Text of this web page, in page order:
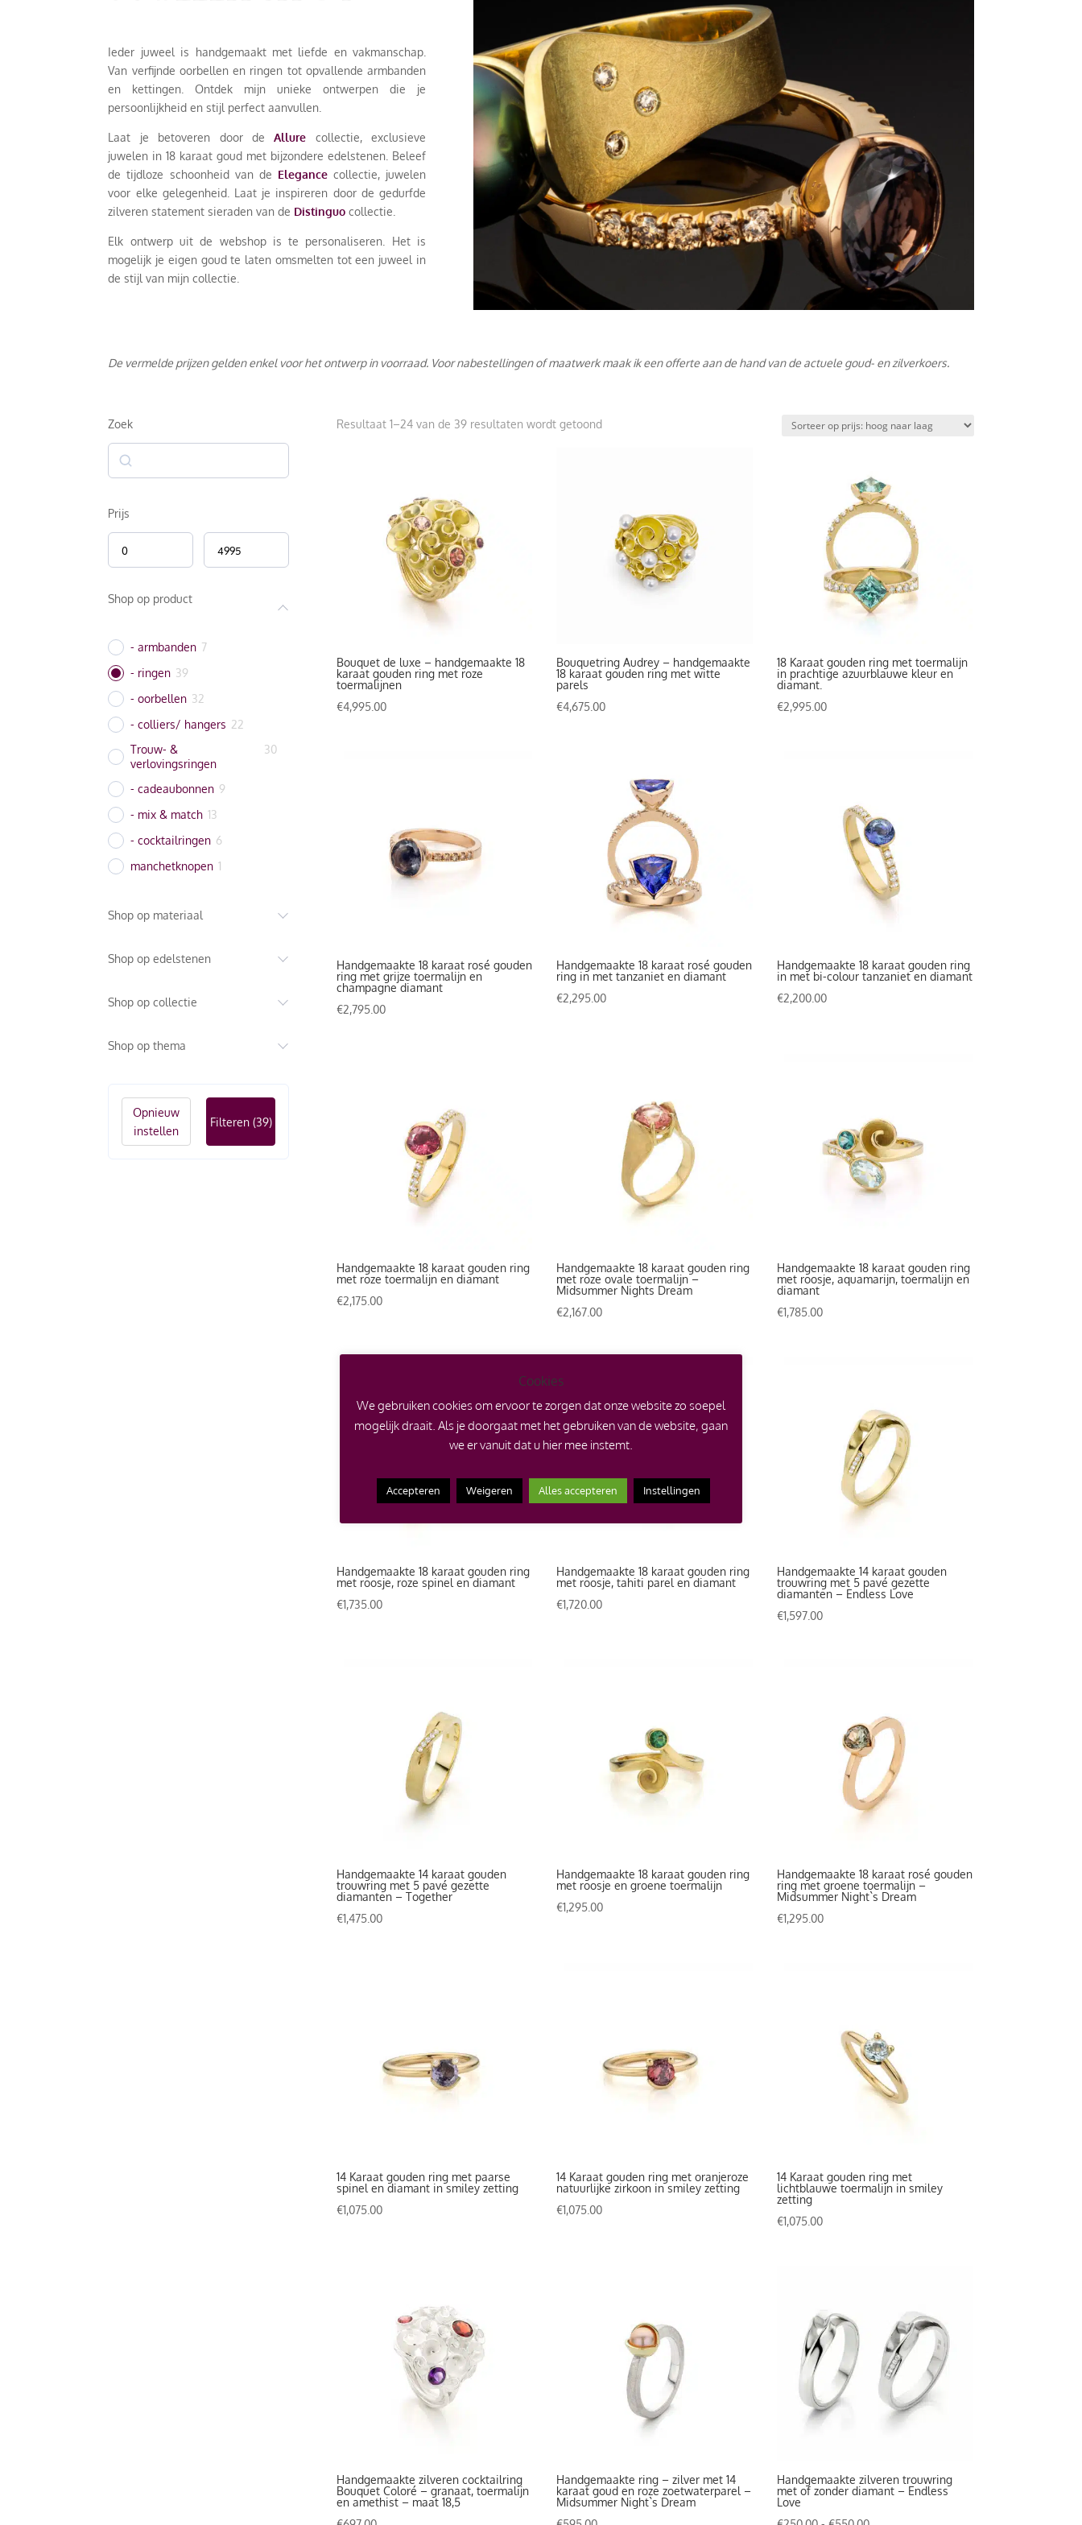
Ieder juweel is handgemaakt met liefde en vakmanschap.
Van verfijnde oorbellen en ringen tot opvallende armbanden
en kettingen. Ontdek mijn unieke ontwerpen die je
persoonlijkheid en stijl perfect aanvullen.
Laat je betoveren door deAllure collectie, exclusieve
juwelen in 18 karaat goud met bijzondere edelstenen. Beleef
de tijdloze schoonheid van de Elegancecollectie, juwelen
voor elke gelegenheid. Laat je inspireren door de gedurfde
zilveren statement sieraden van de Distinguo collectie.
Elk ontwerp uit de webshop is te personaliseren. Het is
mogelijk je eigen goud te laten omsmelten tot een juweel in
de stijl van mijn collectie.
De vermelde prijzen gelden enkel voor het ontwerp in voorraad. Voor nabestellingen of maatwerk maak ik een offerte aan de hand van de actuele goud- en zilverkoers.
Zoek
Zoek
Prijs
Shop op product
- armbanden 7
- ringen 39
- oorbellen 32
- colliers/ hangers 22
Trouw- &
verlovingsringen
30
- cadeaubonnen 9
- mix & match 13
- cocktailringen 6
manchetknopen 1
Shop op materiaal
Shop op edelstenen
Shop op collectie
Shop op thema
Filteren (39)
Opnieuw
instellen
Resultaat 1–24 van de 39 resultaten wordt getoondGesorteerd
laag
Bouquet de luxe – handgemaakte 18
karaat gouden ring met roze
toermalijnen
€4,995.00
Bouquetring Audrey – handgemaakte
18 karaat gouden ring met witte
parels
€4,675.00
18 Karaat gouden ring met toermalijn
in prachtige azuurblauwe kleur en
diamant.
€2,995.00
Handgemaakte 18 karaat rosé gouden
ring met grijze toermalijn en
champagne diamant
€2,795.00
Handgemaakte 18 karaat rosé gouden
ring in met tanzaniet en diamant
€2,295.00
Handgemaakte 18 karaat gouden ring
in met bi-colour tanzaniet en diamant
€2,200.00
Handgemaakte 18 karaat gouden ring
met roze toermalijn en diamant
€2,175.00
Handgemaakte 18 karaat gouden ring
met roze ovale toermalijn –
Midsummer Nights Dream
€2,167.00
Handgemaakte 18 karaat gouden ring
met roosje, aquamarijn, toermalijn en
diamant
€1,785.00
Handgemaakte 18 karaat gouden ring
met roosje, roze spinel en diamant
€1,735.00
Handgemaakte 18 karaat gouden ring
met roosje, tahiti parel en diamant
€1,720.00
Handgemaakte 14 karaat gouden
trouwring met 5 pavé gezette
diamanten – Endless Love
€1,597.00
Handgemaakte 14 karaat gouden
trouwring met 5 pavé gezette
diamanten – Together
€1,475.00
Handgemaakte 18 karaat gouden ring
met roosje en groene toermalijn
€1,295.00
Handgemaakte 18 karaat rosé gouden
ring met groene toermalijn –
Midsummer Night`s Dream
€1,295.00
14 Karaat gouden ring met paarse
spinel en diamant in smiley zetting
€1,075.00
14 Karaat gouden ring met oranjeroze
natuurlijke zirkoon in smiley zetting
€1,075.00
14 Karaat gouden ring met
lichtblauwe toermalijn in smiley
zetting
€1,075.00
Handgemaakte zilveren cocktailring
Bouquet Coloré – granaat, toermalijn
en amethist – maat 18,5
Handgemaakte ring – zilver met 14
karaat goud en roze zoetwaterparel –
Midsummer Night`s Dream
Handgemaakte zilveren trouwring
met of zonder diamant – Endless
Love
Cookies
We gebruiken cookies om ervoor te zorgen dat onze website zo soepel
mogelijk draait. Als je doorgaat met het gebruiken van de website, gaan
we er vanuit dat u hier mee instemt.
Accepteren Weigeren Alles accepteren Instellingen